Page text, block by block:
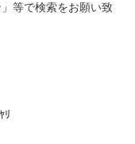
等で検索をお願い致
ﾘ